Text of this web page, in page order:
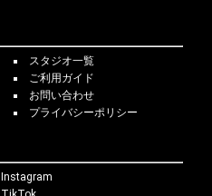
スタジオ一覧
ご利用ガイド
お問い合わせ
プライバシーポリシー
Instagram